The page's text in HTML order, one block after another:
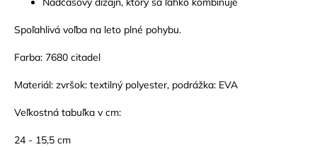
Spoľahlivá voľba na leto plné pohybu.
Farba: 7680 citadel
Materiál: zvršok: textilný polyester, podrážka: EVA
Veľkostná tabuľka v cm:
24 - 15,5 cm